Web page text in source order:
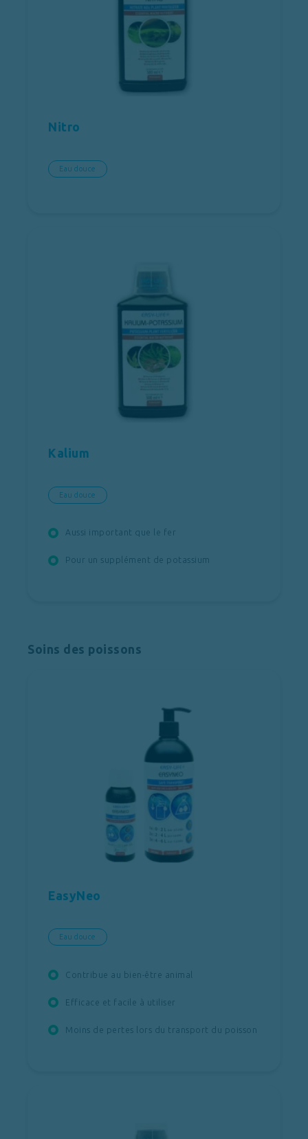
Nitro
Eau douce
Kalium
Eau douce
Aussi important que le fer
Pour un supplément de potassium
Soins des poissons
EasyNeo
Eau douce
Contribue au bien-être animal
Efficace et facile à utiliser
Moins de pertes lors du transport du poisson